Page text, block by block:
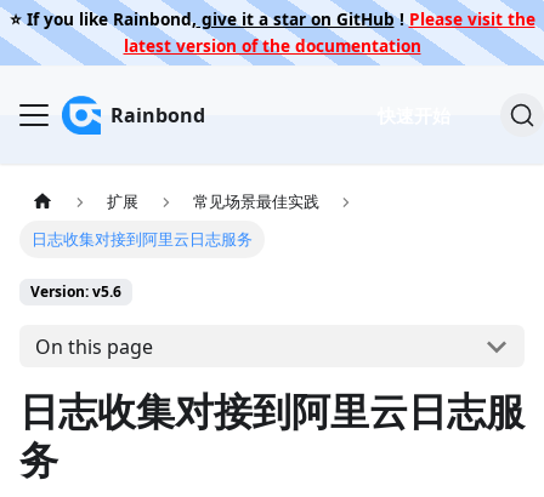
⭐️ If you like Rainbond, give it a star on GitHub!Please visit the
latest version of the documentation
Rainbond
扩展
常见场景最佳实践
日志收集对接到阿里云日志服务
Version: v5.6
On this page
日志收集对接到阿里云日志服
务